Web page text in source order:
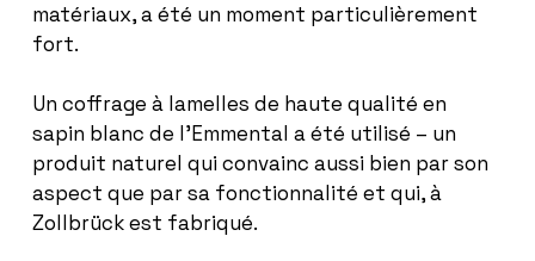
matériaux, a été un moment particulièrement
fort.
Un coffrage à lamelles de haute qualité en
sapin blanc de l’Emmental a été utilisé – un
produit naturel qui convainc aussi bien par son
aspect que par sa fonctionnalité et qui, à
Zollbrückest fabriqué.